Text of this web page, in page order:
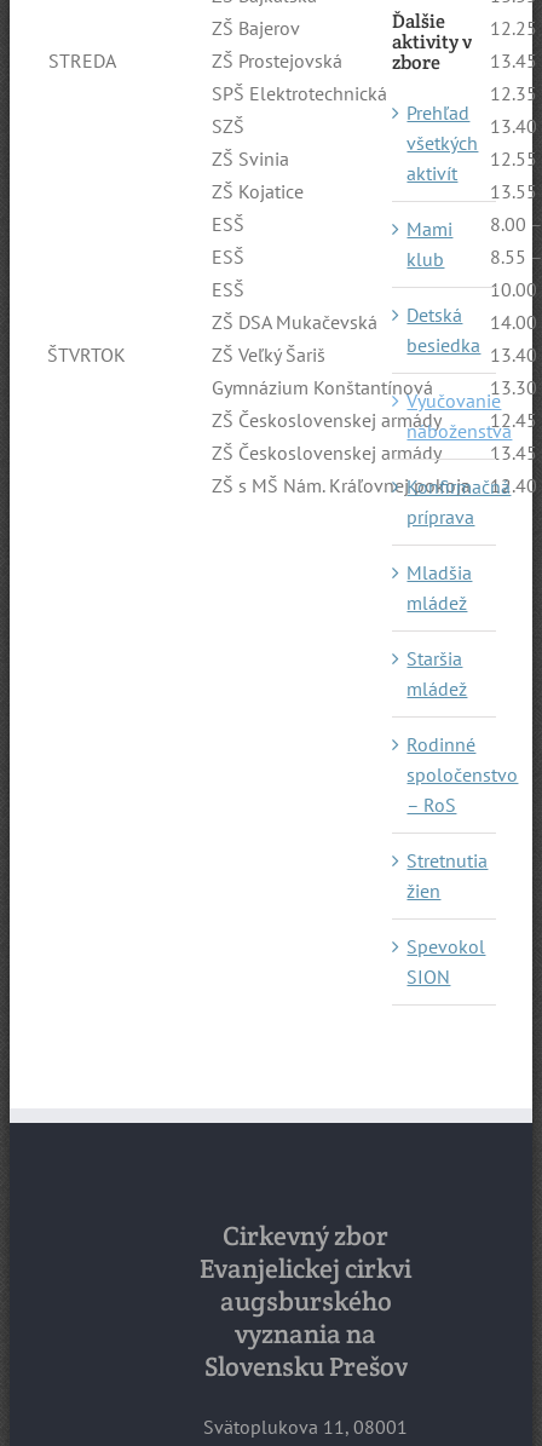
STREDA
ZŠ Bajerov
ZŠ Prostejovská
SPŠ Elektrotechnická
SZŠ
ZŠ Svinia
ZŠ Kojatice
ŠTVRTOK
ESŠ
8.00
ESŠ
8.55
ESŠ
10.00
ZŠ DSA Mukačevská
ZŠ Veľký Šariš
Gymnázium Konštantínová
ZŠ Československej armády
ZŠ Československej armády
13.45
ZŠ s MŠ Nám. Kráľovnej pokoja
Ďalšie
aktivity v
zbore
Prehľad
všetkých
aktivít
Mami
klub
Detská
besiedka
Vyučovanie
náboženstva
Konfirmačná
príprava
Mladšia
mládež
Staršia
mládež
Rodinné
spoločenstvo
– RoS
Stretnutia
žien
Spevokol
SION
Cirkevný zbor
Evanjelickej cirkvi
augsburského
vyznania na
Slovensku Prešov
Svätoplukova 11, 08001